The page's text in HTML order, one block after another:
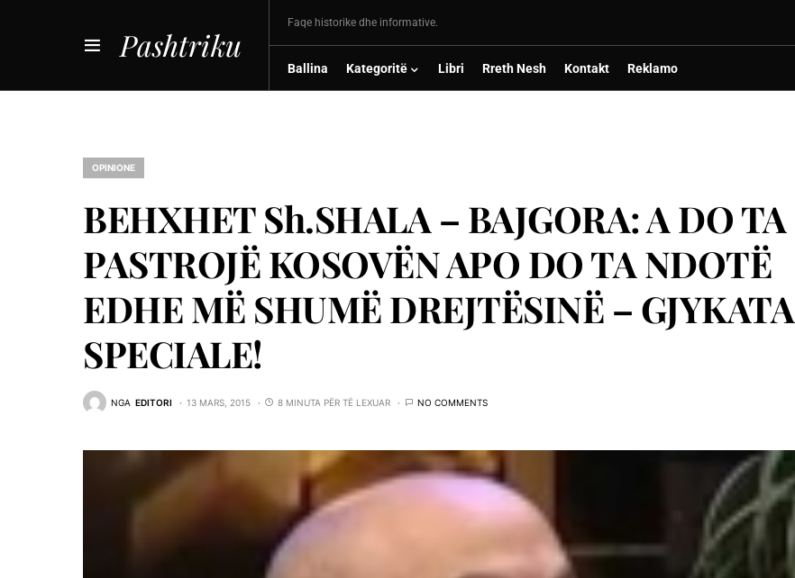
Pashtriku
Faqe historike dhe informative.
Ballina Kategoritë Libri Rreth Nesh Kontakt Reklamo
OPINIONE
BEHXHET Sh.SHALA – BAJGORA: A DO TA
PASTROJË KOSOVËN APO DO TA NDOTË
EDHE MË SHUMË DREJTËSINË – GJYKATA
SPECIALE!
NGA EDITORI 13 MARS, 2015 8 MINUTA PËR TË LEXUAR NO COMMENTS